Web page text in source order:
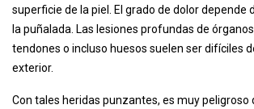
superficie de la piel. El grado de dolor depende
la puñalada. Las lesiones profundas de
tendones o incluso huesos suelen ser difíciles
exterior.
Con tales heridas punzantes, es muy peligroso